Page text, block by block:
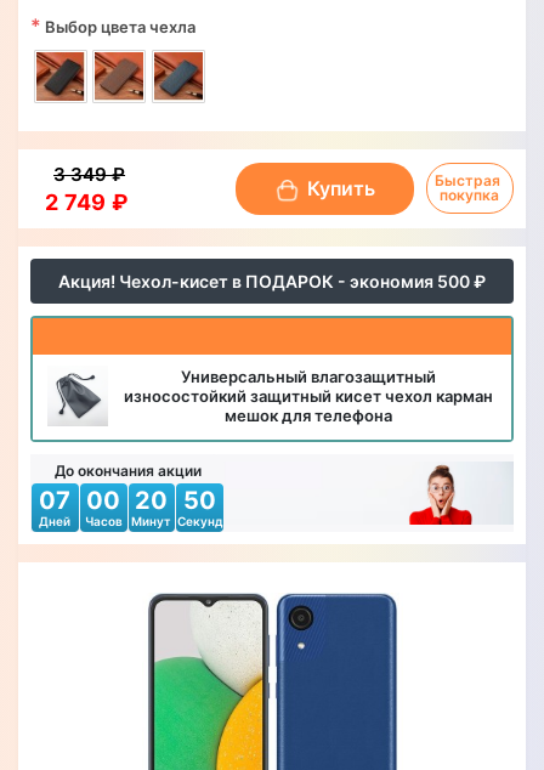
Акция! Чехол-кисет в ПОДАРОК - экономия 500 ₽
Универсальный влагозащитный
износостойкий защитный кисет чехол карман
мешок для телефона
До окончания акции
07
Дней
00
Часов
20
Минут
48
Секунд
* Выбор цвета чехла
2 749 ₽
3 349 ₽
Купить
Быстрая
покупка